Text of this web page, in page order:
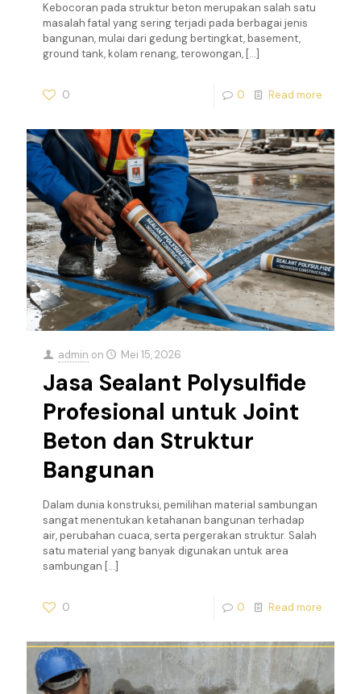
Kebocoran pada struktur beton merupakan salah satu
masalah fatal yang sering terjadi pada berbagai jenis
bangunan, mulai dari gedung bertingkat, basement,
ground tank, kolam renang, terowongan, […]
0 0 Read more
admin on Mei 15, 2026
Jasa Sealant Polysulfide
Profesional untuk Joint
Beton dan Struktur
Bangunan
Dalam dunia konstruksi, pemilihan material sambungan
sangat menentukan ketahanan bangunan terhadap
air, perubahan cuaca, serta pergerakan struktur. Salah
satu material yang banyak digunakan untuk area
sambungan […]
0 0 Read more